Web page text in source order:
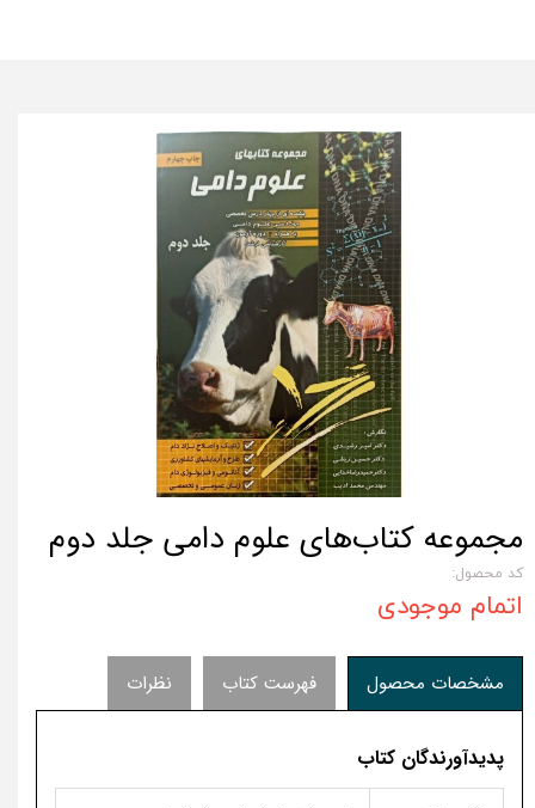
مجموعه کتاب‌های علوم دامی جلد دوم
کد محصول:
اتمام موجودی
مشخصات محصول فهرست کتاب نظرات
پدیدآورندگان کتاب